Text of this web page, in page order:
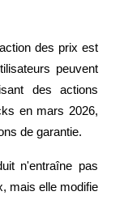
des prix est
peuvent
des actions
en mars 2026,
de garantie.
n'entraîne pas
mais elle modifie